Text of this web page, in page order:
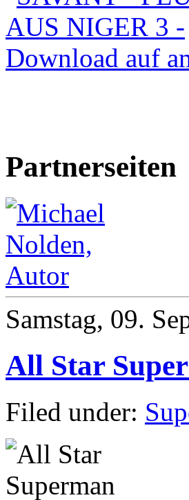
Partnerseiten
Samstag, 09.
All Star
Filed under: